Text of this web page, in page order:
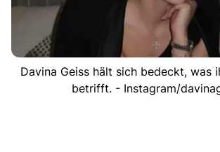
Davina Geiss hält sich bedeckt, was
betrifft. - Instagram/